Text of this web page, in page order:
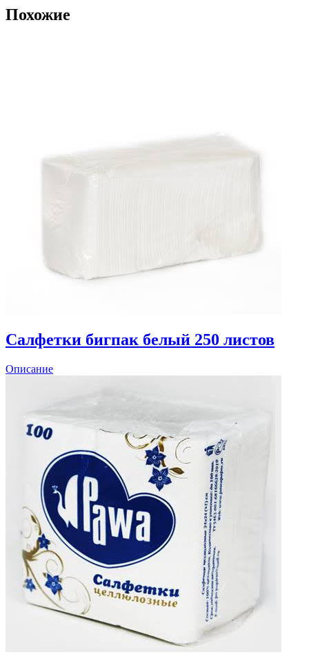
Похожие
Салфетки бигпак белый 250 листов
Описание